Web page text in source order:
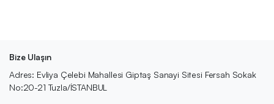
Bize Ulaşın
Adres: Evliya Çelebi Mahallesi Giptaş Sanayi Sitesi Fersah Sokak
No:20-21 Tuzla/İSTANBUL